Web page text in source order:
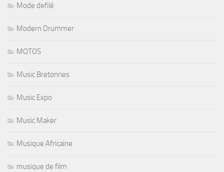
Mode defilé
Modern Drummer
MOTOS
Music Bretonnes
Music Expo
Music Maker
Musique Africaine
musique de film